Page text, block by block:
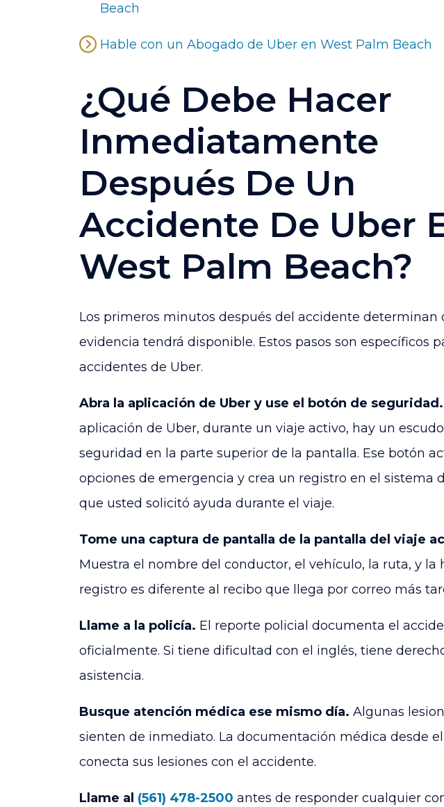
Beach
Hable con un Abogado de Uber en West Palm Beach
¿Qué Debe Hacer
Inmediatamente
Después De Un
Accidente De Uber
West Palm Beach?
Los primeros minutos después del accidente determinan
evidencia tendrá disponible. Estos pasos son específicos
accidentes de Uber.
Abra la aplicación de Uber y use el botón de seguridad.
aplicación de Uber, durante un viaje activo, hay un
seguridad en la parte superior de la pantalla. Ese botón
opciones de emergencia y crea un registro en el sistema
que usted solicitó ayuda durante el viaje.
Tome una captura de pantalla de la pantalla del viaje
Muestra el nombre del conductor, el vehículo, la ruta, y la
registro es diferente al recibo que llega por correo más
Llame a la policía. El reporte policial documenta el
oficialmente. Si tiene dificultad con el inglés, tiene
asistencia.
Busque atención médica ese mismo día. Algunas
sienten de inmediato. La documentación médica desde
conecta sus lesiones con el accidente.
Llame al (561) 478-2500 antes de responder cualquier